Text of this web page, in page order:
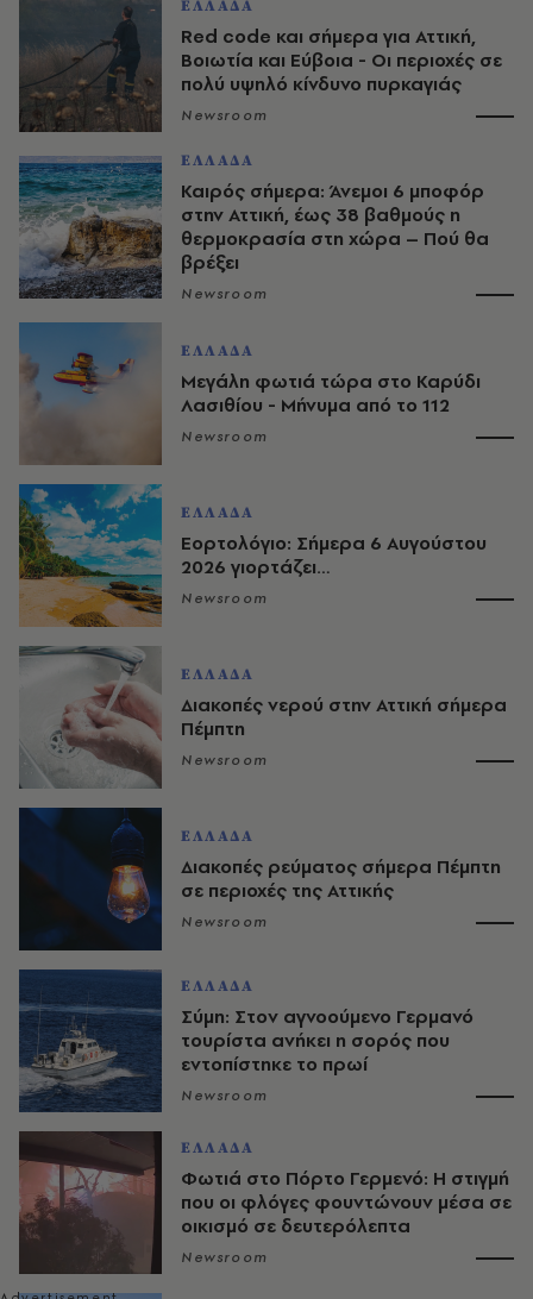
ΕΛΛΑΔΑ
Red code και σήμερα για Αττική,
Βοιωτία και Εύβοια - Οι περιοχές σε
πολύ υψηλό κίνδυνο πυρκαγιάς
Newsroom
ΕΛΛΑΔΑ
Καιρός σήμερα: Άνεμοι 6 μποφόρ
στην Αττική, έως 38 βαθμούς η
θερμοκρασία στη χώρα – Πού θα
βρέξει
Newsroom
ΕΛΛΑΔΑ
Μεγάλη φωτιά τώρα στο Καρύδι
Λασιθίου - Μήνυμα από το 112
Newsroom
ΕΛΛΑΔΑ
Εορτολόγιο: Σήμερα 6 Αυγούστου
2026 γιορτάζει…
Newsroom
ΕΛΛΑΔΑ
Διακοπές νερού στην Αττική σήμερα
Πέμπτη
Newsroom
ΕΛΛΑΔΑ
Διακοπές ρεύματος σήμερα Πέμπτη
σε περιοχές της Αττικής
Newsroom
ΕΛΛΑΔΑ
Σύμη: Στον αγνοούμενο Γερμανό
τουρίστα ανήκει η σορός που
εντοπίστηκε το πρωί
Newsroom
ΕΛΛΑΔΑ
Φωτιά στο Πόρτο Γερμενό: Η στιγμή
που οι φλόγες φουντώνουν μέσα σε
οικισμό σε δευτερόλεπτα
Newsroom